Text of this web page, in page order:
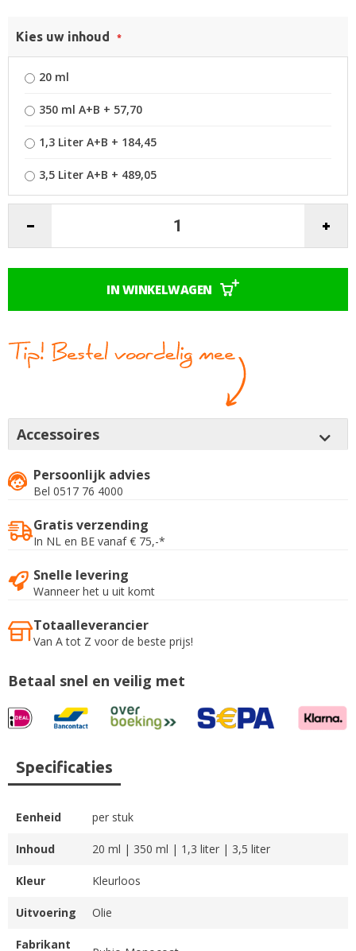
Kies uw inhoud
20 ml
350 ml A+B + 57,70
1,3 Liter A+B + 184,45
3,5 Liter A+B + 489,05
Accessoires
IN WINKELWAGEN
Persoonlijk advies
Bel 0517 76 4000
Gratis verzending
In NL en BE vanaf € 75,-*
Snelle levering
Wanneer het u uit komt
Totaalleverancier
Van A tot Z voor de beste prijs!
Betaal snel en veilig met
Specificaties
Eenheid per stuk
Inhoud 20 ml | 350 ml | 1,3 liter | 3,5 liter
Kleur Kleurloos
Uitvoering Olie
Fabrikant